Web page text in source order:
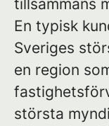
tillsammans
En typisk
Sveriges
en region
största